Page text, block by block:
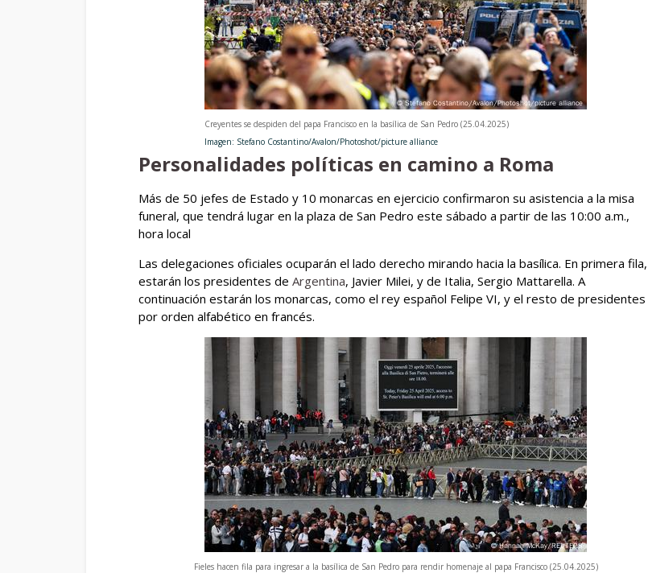
Creyentes se despiden del papa Francisco en la basílica de San Pedro (25.04.2025)
Imagen: Stefano Costantino/Avalon/Photoshot/picture alliance
Personalidades políticas en camino a Roma
Más de 50 jefes de Estado y 10 monarcas en ejercicio confirmaron su asistencia a la misa
funeral, que tendrá lugar en la plaza de San Pedro este sábado a partir de las 10:00 a.m.,
hora local
Las delegaciones oficiales ocuparán el lado derecho mirando hacia la basílica. En primera fila,
estarán los presidentes de Argentina, Javier Milei, y de Italia, Sergio Mattarella. A
continuación estarán los monarcas, como el rey español Felipe VI, y el resto de presidentes
por orden alfabético en francés.
Fieles hacen fila para ingresar a la basílica de San Pedro para rendir homenaje al papa Francisco (25.04.2025)